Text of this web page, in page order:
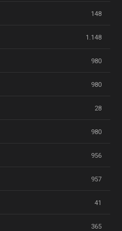
148
1.148
980
980
28
980
956
957
41
365